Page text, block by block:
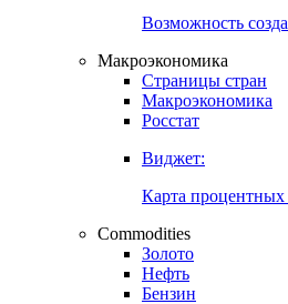
Ставки
Создать индекс
Возможность
Страницы стран
Росстат
Виджет:
Карта процентных